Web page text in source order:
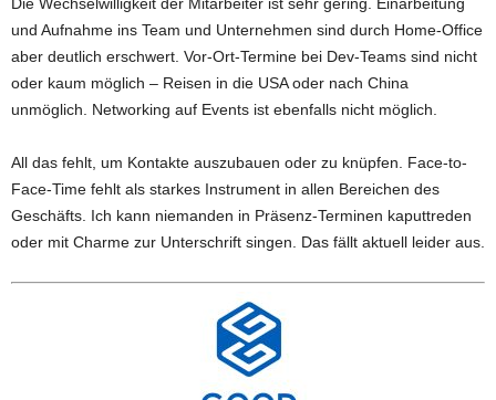
und Aufnahme ins Team und Unternehmen sind durch Home-Office
aber deutlich erschwert. Vor-Ort-Termine bei Dev-Teams sind nicht
oder kaum möglich – Reisen in die USA oder nach China
unmöglich. Networking auf Events ist ebenfalls nicht möglich.
All das fehlt, um Kontakte auszubauen oder zu knüpfen. Face-to-
Face-Time fehlt als starkes Instrument in allen Bereichen des
Geschäfts. Ich kann niemanden in Präsenz-Terminen kaputtreden
oder mit Charme zur Unterschrift singen. Das fällt aktuell leider aus.